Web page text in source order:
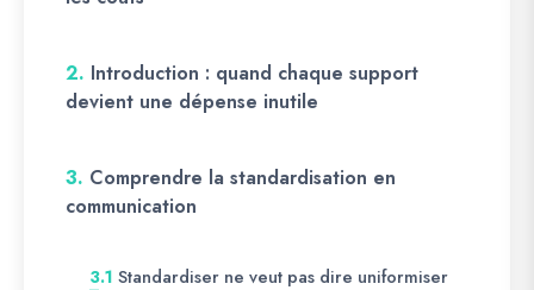
2. Introduction : quand chaque support
devient une dépense inutile
3. Comprendre la standardisation en
communication
3.1 Standardiser ne veut pas dire uniformiser